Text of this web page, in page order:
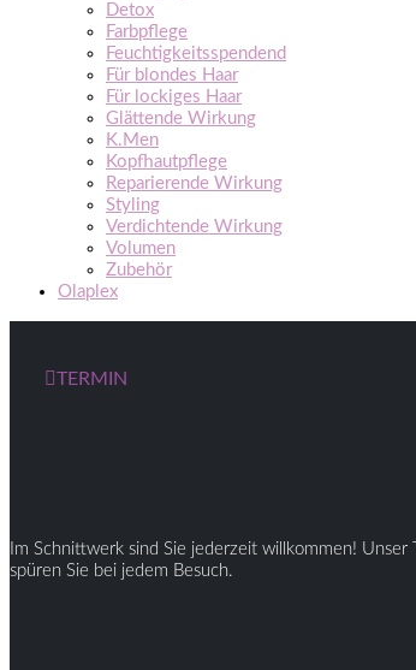
Detox
Farbpflege
Feuchtigkeitsspendend
Für blondes Haar
Für lockiges Haar
Glättende Wirkung
K.Men
Kopfhautpflege
Reparierende Wirkung
Styling
Verdichtende Wirkung
Volumen
Zubehör
Olaplex
TERMIN
Im Schnittwerk sind Sie jederzeit willkommen!
spüren Sie bei jedem Besuch.